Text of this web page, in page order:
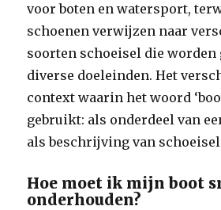
voor boten en watersport,
schoenen verwijzen naar
soorten schoeisel die worden
diverse doeleinden. Het
context waarin het woord
gebruikt: als onderdeel van
als beschrijving van
Hoe moet ik mijn boot
onderhouden?